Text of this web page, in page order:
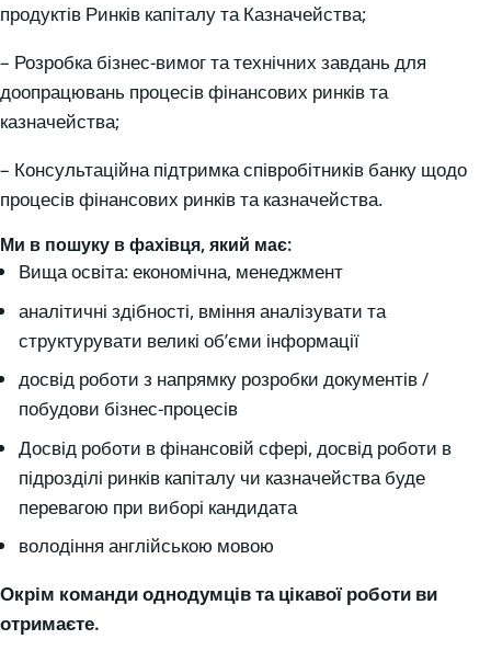
продуктів Ринків капіталу та Казначейства;
– Розробка бізнес-вимог та технічних завдань для
доопрацювань процесів фінансових ринків та
казначейства;
– Консультаційна підтримка співробітників банку щодо
процесів фінансових ринків та казначейства.
Ми в пошуку в фахівця, який має:
Вища освіта: економічна, менеджмент
аналітичні здібності, вміння аналізувати та
структурувати великі об’єми інформації
досвід роботи з напрямку розробки документів /
побудови бізнес-процесів
Досвід роботи в фінансовій сфері, досвід роботи в
підрозділі ринків капіталу чи казначейства буде
перевагою при виборі кандидата
володіння англійською мовою
Окрім команди однодумців та цікавої роботи ви
отримаєте.